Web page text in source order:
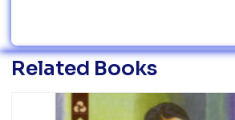
Related Books